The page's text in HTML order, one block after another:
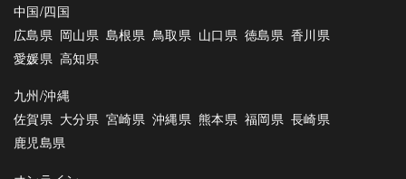
中国/四国
広島県 岡山県 島根県 鳥取県 山口県 徳島県 香川県
愛媛県 高知県
九州/沖縄
佐賀県 大分県 宮崎県 沖縄県 熊本県 福岡県 長崎県
鹿児島県